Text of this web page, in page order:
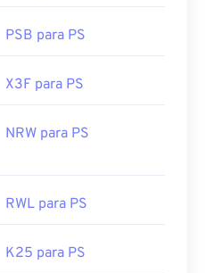
PSB para PS
X3F para PS
NRW para PS
RWL para PS
K25 para PS